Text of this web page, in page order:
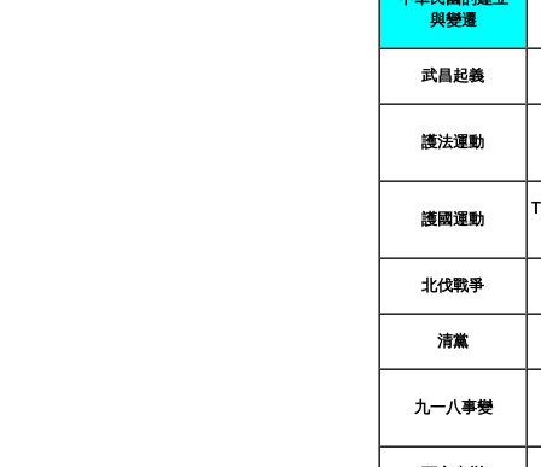
與變遷
武昌起義
護法運動
護國運動
北伐戰爭
清黨
九一八事變